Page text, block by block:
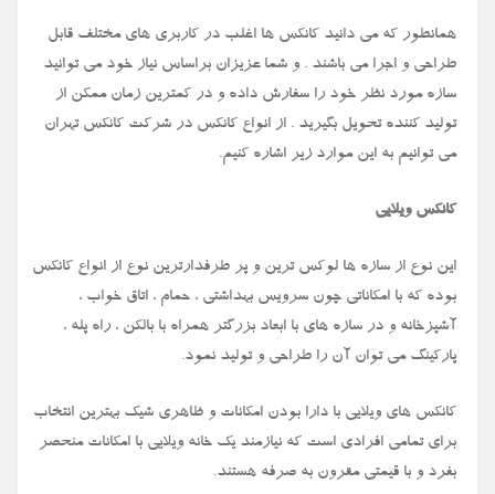
همانطور که می دانید کانکس ها اغلب در کاربری های مختلف قابل
طراحی و اجرا می باشند . و شما عزیزان براساس نیاز خود می توانید
سازه مورد نظر خود را سفارش داده و در کمترین زمان ممکن از
تولید کننده تحویل بگیرید . از انواع کانکس در شرکت کانکس تهران
می توانیم به این موارد زیر اشاره کنیم.
کانکس ویلایی
این نوع از سازه ها لوکس ترین و پر طرفدارترین نوع از انواع کانکس
بوده که با امکاناتی چون سرویس بهداشتی ، حمام ، اتاق خواب ،
آشپزخانه و در سازه های با ابعاد بزرگتر همراه با بالکن ، راه پله ،
پارکینگ می توان آن را طراحی و تولید نمود.
کانکس های ویلایی با دارا بودن امکانات و ظاهری شیک بهترین انتخاب
برای تمامی افرادی است که نیازمند یک خانه ویلایی با امکانات منحصر
بفرد و با قیمتی مقرون به صرفه هستند.